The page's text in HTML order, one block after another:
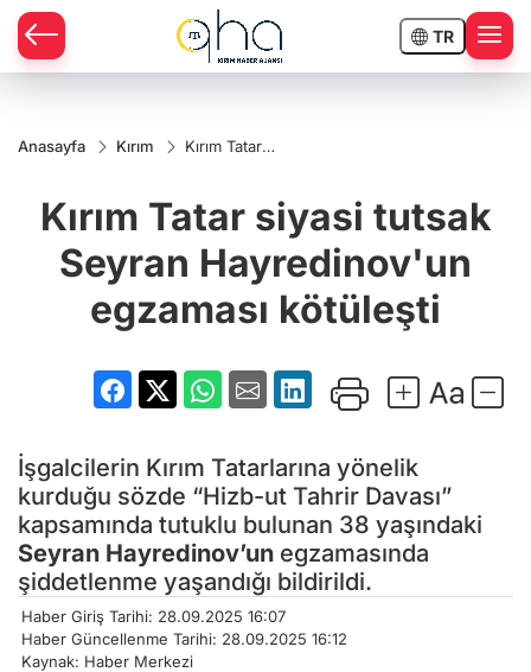
TR
Anasayfa Kırım
Kırım Tatar
Hayredinov'un
egzaması
Kırım Tatar siyasi tutsak
Seyran Hayredinov'un
egzaması kötüleşti
İşgalcilerin Kırım Tatarlarına yönelik
kurduğu sözde “Hizb-ut Tahrir Davası”
kapsamında tutuklu bulunan 38 yaşındaki
Seyran Hayredinov’un egzamasında
şiddetlenme yaşandığı bildirildi.
Haber Giriş Tarihi: 28.09.2025 16:07
Haber Güncellenme Tarihi: 28.09.2025 16:12
Kaynak: Haber Merkezi